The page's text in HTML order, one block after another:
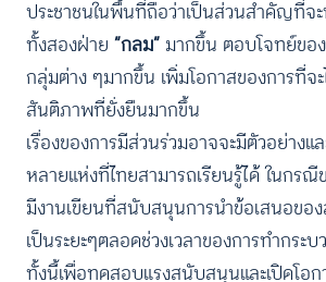
ประชาชนในพื้นที่ถือว่าเป็นส่วนสำคัญที่จ
ทั้งสองฝ่าย “กลม” มากขึ้น ตอบโจทย์ขอ
กลุ่มต่าง ๆมากขึ้น เพิ่มโอกาสของการที่จ
สันติภาพที่ยั่งยืนมากขึ้น
เรื่องของการมีส่วนร่วมอาจจะมีตัวอย่างแ
หลายแห่งที่ไทยสามารถเรียนรู้ได้ ในกรณี
มีงานเขียนที่สนับสนุนการนำข้อเสนอขอ
เป็นระยะๆตลอดช่วงเวลาของการทำกร
ทั้งนี้เพื่อทดสอบแรงสนับสนุนและเปิดโอก